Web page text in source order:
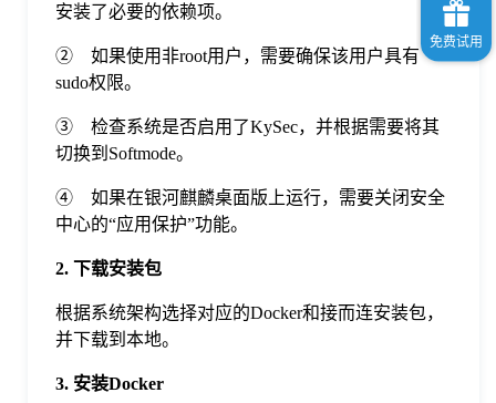
安装了必要的依赖项。
② 如果使用非root用户，需要确保该用户具有
sudo权限。
③ 检查系统是否启用了KySec，并根据需要将其
切换到Softmode。
④ 如果在银河麒麟桌面版上运行，需要关闭安全
中心的“应用保护”功能。
2. 下载安装包
根据系统架构选择对应的Docker和接而连安装包，
并下载到本地。
3. 安装Docker